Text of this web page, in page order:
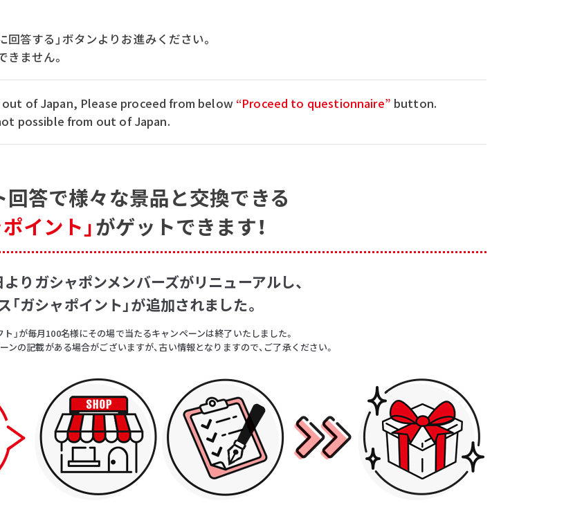
答する」ボタンよりお進みください。
ません。
of Japan, Please proceed from below “Proceed to questionnaire” button.
possible from out of Japan.
回答で様々な景品と交換できる
イント」がゲットできます！
りガシャポンメンバーズがリニューアルし、
「ガシャポイント」が追加されました。
」が毎月100名様にその場で当たるキャンペーンは終了いたしました。
の記載がある場合がございますが、古い情報となりますので、ご了承ください。